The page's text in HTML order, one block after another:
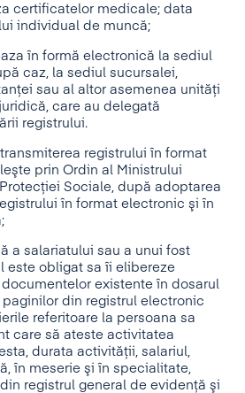
certificatelor medicale; data
individual de muncă;
în formă electronică la sediul
caz, la sediul sucursalei,
sau al altor asemenea unităţi
care au delegată
registrului.
registrului în format
prin Ordin al Ministrului
Sociale, după adoptarea
în format electronic şi în
a salariatului sau a unui fost
este obligat sa îi elibereze
existente în dosarul
din registrul electronic
referitoare la persoana sa
care să ateste activitatea
durata activităţii, salariul,
în meserie şi în specialitate,
registrul general de evidenţă şi